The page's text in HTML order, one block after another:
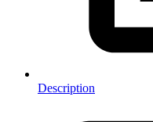
Description